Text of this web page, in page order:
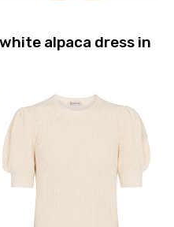
white alpaca dress in